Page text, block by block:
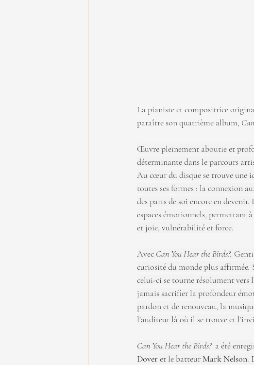
La pianiste et compositrice
paraître son quatrième album,
Œuvre pleinement aboutie et
déterminante dans le parcours
Au cœur du disque se trouve une
toutes ses formes : la connexion
des parts de soi encore en
espaces émotionnels, permettant
et joie, vulnérabilité et force.
Avec Can You Hear the Birds?,
curiosité du monde plus affirmée.
celui-ci se tourne résolument vers
jamais sacrifier la profondeur
pardon et de renouveau, la
l’auditeur là où il se trouve et
Can You Hear the Birds? a été
Dover et le batteur Mark Nelson.